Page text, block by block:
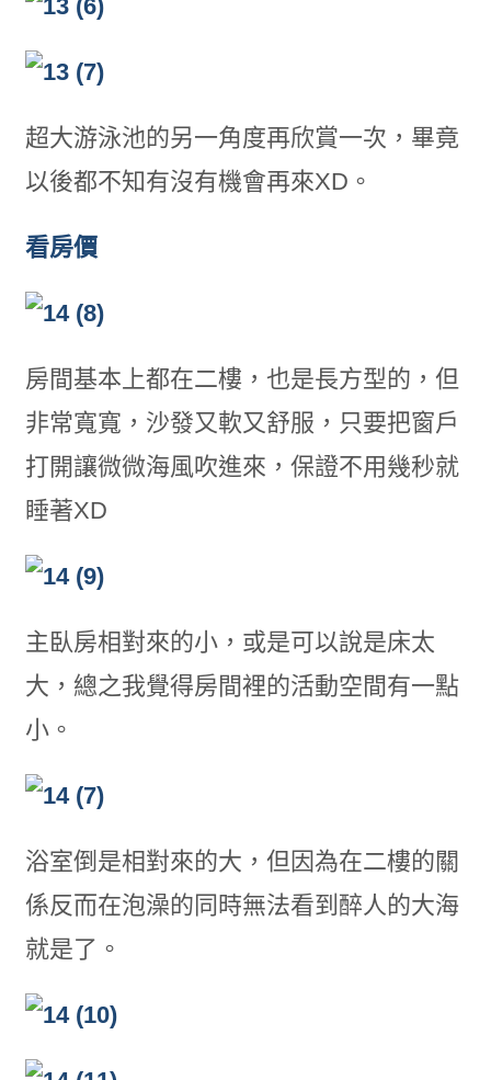
超大游泳池的另一角度再欣賞一次，畢竟
以後都不知有沒有機會再來XD。
看房價
房間基本上都在二樓，也是長方型的，但
非常寬寬，沙發又軟又舒服，只要把窗戶
打開讓微微海風吹進來，保證不用幾秒就
睡著XD
主臥房相對來的小，或是可以說是床太
大，總之我覺得房間裡的活動空間有一點
小。
浴室倒是相對來的大，但因為在二樓的關
係反而在泡澡的同時無法看到醉人的大海
就是了。